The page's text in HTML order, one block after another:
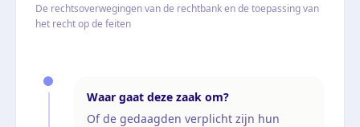
De rechtsoverwegingen van de rechtbank en de toepassing van
het recht op de feiten
Waar gaat deze zaak om?
Of de gedaagden verplicht zijn hun